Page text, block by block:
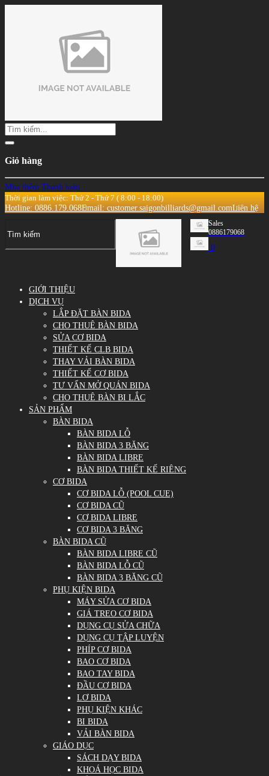
Giỏ hàng
Mua thêm Thanh toán
Thời gian làm việc: Thứ 2 - Thứ 7 ( 8:00 - 18:00)
Hotline: 0886.179.068Email: customer.saigonbilliards@gmail.comLiên hệ
Sales
0886179068
0
GIỚI THIỆU
DỊCH VỤ
LẮP ĐẶT BÀN BIDA
CHO THUÊ BÀN BIDA
SỬA CƠ BIDA
THIẾT KẾ CLB BIDA
THAY VẢI BÀN BIDA
THIẾT KẾ CƠ BIDA
TƯ VẤN MỞ QUÁN BIDA
CHO THUÊ BÀN BI LẮC
SẢN PHẨM
BÀN BIDA
BÀN BIDA LỖ
BÀN BIDA 3 BĂNG
BÀN BIDA LIBRE
BÀN BIDA THIẾT KẾ RIÊNG
CƠ BIDA
CƠ BIDA LỖ (POOL CUE)
CƠ BIDA CŨ
CƠ BIDA LIBRE
CƠ BIDA 3 BĂNG
BÀN BIDA CŨ
BÀN BIDA LIBRE CŨ
BÀN BIDA LỖ CŨ
BÀN BIDA 3 BĂNG CŨ
PHỤ KIỆN BIDA
MÁY SỬA CƠ BIDA
GIÁ TREO CƠ BIDA
DỤNG CỤ SỬA CHỮA
DỤNG CỤ TẬP LUYỆN
PHÍP CƠ BIDA
BAO CƠ BIDA
BAO TAY BIDA
ĐẦU CƠ BIDA
LƠ BIDA
PHỤ KIỆN KHÁC
BI BIDA
VẢI BÀN BIDA
GIÁO DỤC
SÁCH DẠY BIDA
KHOÁ HỌC BIDA